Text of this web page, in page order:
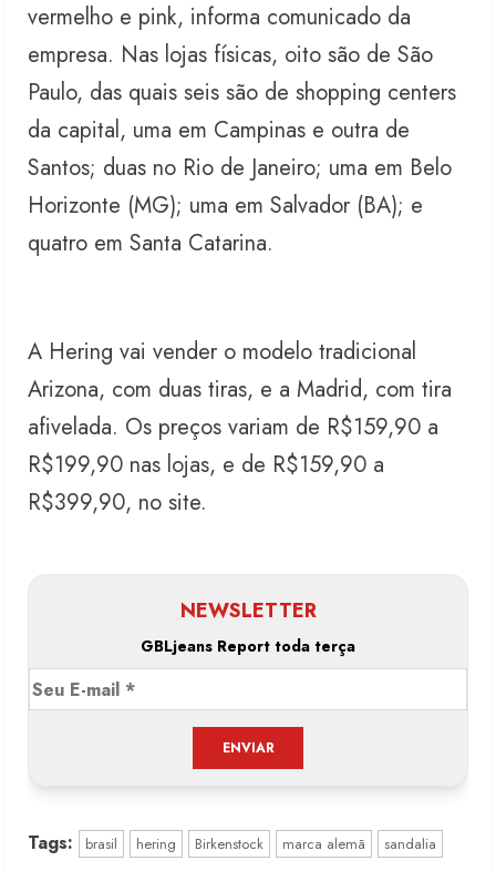
vermelho e pink, informa comunicado da
empresa. Nas lojas físicas, oito são de São
Paulo, das quais seis são de shopping centers
da capital, uma em Campinas e outra de
Santos; duas no Rio de Janeiro; uma em Belo
Horizonte (MG); uma em Salvador (BA); e
quatro em Santa Catarina.
A Hering vai vender o modelo tradicional
Arizona, com duas tiras, e a Madrid, com tira
afivelada. Os preços variam de R$159,90 a
R$199,90 nas lojas, e de R$159,90 a
R$399,90, no site.
NEWSLETTER
GBLjeans Report toda terça
Tags: brasil hering Birkenstock marca alemã sandalia